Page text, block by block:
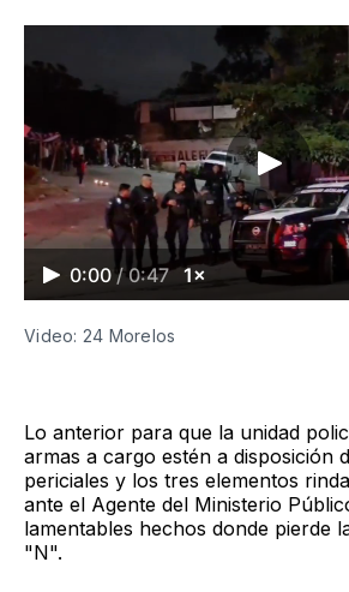
0:00 / 0:47 1×
Video: 24 Morelos
Lo anterior para que la unidad
armas a cargo estén a disposición
periciales y los tres elementos
ante el Agente del Ministerio
lamentables hechos donde pierde
"N".